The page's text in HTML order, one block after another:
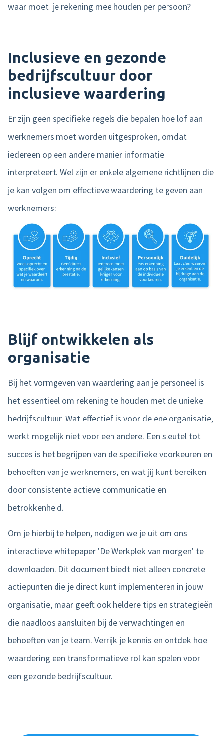
waar moet je rekening mee houden per persoon?
Inclusieve en gezonde
bedrijfscultuur door
inclusieve waardering
Er zijn geen specifieke regels die bepalen hoe lof aan
werknemers moet worden uitgesproken, omdat
iedereen op een andere manier informatie
interpreteert. Wel zijn er enkele algemene richtlijnen die
je kan volgen om effectieve waardering te geven aan
werknemers:
Blijf ontwikkelen als
organisatie
Bij het vormgeven van waardering aan je personeel is
het essentieel om rekening te houden met de unieke
bedrijfscultuur. Wat effectief is voor de ene organisatie,
werkt mogelijk niet voor een andere. Een sleutel tot
succes is het begrijpen van de specifieke voorkeuren en
behoeften van je werknemers, en wat jij kunt bereiken
door consistente actieve communicatie en
betrokkenheid.
Om je hierbij te helpen, nodigen we je uit om ons
interactieve whitepaper 'De Werkplek van morgen' te
downloaden. Dit document biedt niet alleen concrete
actiepunten die je direct kunt implementeren in jouw
organisatie, maar geeft ook heldere tips en strategieën
die naadloos aansluiten bij de verwachtingen en
behoeften van je team. Verrijk je kennis en ontdek hoe
waardering een transformatieve rol kan spelen voor
een gezonde bedrijfscultuur.